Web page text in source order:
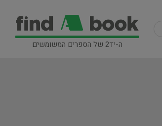
ה-יד2 של הספרים המשומשים